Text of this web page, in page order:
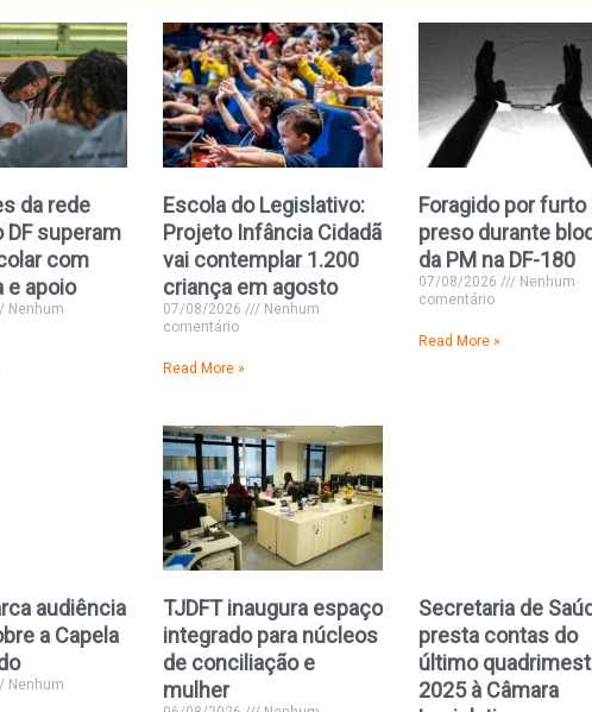
da rede
DF superam
com
e apoio
Nenhum
Escola do Legislativo:
Projeto Infância Cidadã
vai contemplar 1.200
criança em agosto
07/08/2026
Nenhum
comentário
Read More »
Foragido por furto
preso durante
da PM na DF-180
07/08/2026
Nenhum
comentário
Read More »
audiência
a Capela
Nenhum
TJDFT inaugura espaço
integrado para núcleos
de conciliação e
mulher
Secretaria de
presta contas do
último
2025 à Câmara